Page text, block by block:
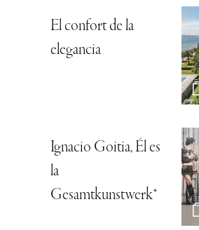
El confort de la
elegancia
Ignacio Goitia, Él es
la
Gesamtkunstwerk*